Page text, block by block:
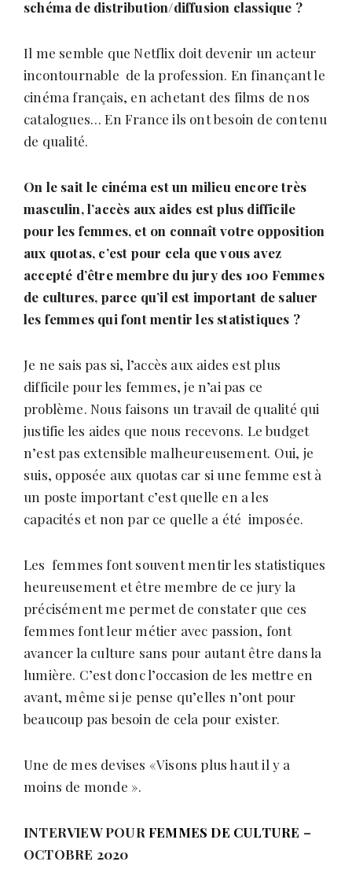
schéma de distribution/diffusion classique ?
Il me semble que Netflix doit devenir un acteur
incontournable de la profession. En finançant le
cinéma français, en achetant des films de nos
catalogues… En France ils ont besoin de contenu
de qualité.
On le sait le cinéma est un milieu encore très
masculin, l’accès aux aides est plus difficile
pour les femmes, et on connaît votre opposition
aux quotas, c’est pour cela que vous avez
accepté d’être membre du jury des 100 Femmes
de cultures, parce qu’il est important de saluer
les femmes qui font mentir les statistiques ?
Je ne sais pas si, l’accès aux aides est plus
difficile pour les femmes, je n’ai pas ce
problème. Nous faisons un travail de qualité qui
justifie les aides que nous recevons. Le budget
n’est pas extensible malheureusement. Oui, je
suis, opposée aux quotas car si une femme est à
un poste important c’est quelle en a les
capacités et non par ce quelle a été imposée.
Les femmes font souvent mentir les statistiques
heureusement et être membre de ce jury la
précisément me permet de constater que ces
femmes font leur métier avec passion, font
avancer la culture sans pour autant être dans la
lumière. C’est donc l’occasion de les mettre en
avant, même si je pense qu’elles n’ont pour
beaucoup pas besoin de cela pour exister.
Une de mes devises «Visons plus haut il y a
moins de monde ».
INTERVIEW POUR FEMMES DE CULTURE –
OCTOBRE 2020